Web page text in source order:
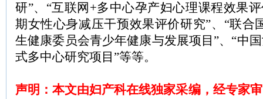
研”、“互联网+多中心孕产妇心理课程效果
期女性心身减压干预效果评价研究”、“联合
生健康委员会青少年健康与发展项目”、“中
式多中心研究项目”等等。
声明：本文由妇产科在线独家采编，经专家